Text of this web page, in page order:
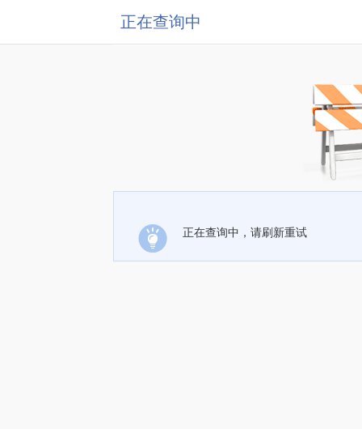
正在查询中
正在查询中，请刷新重试